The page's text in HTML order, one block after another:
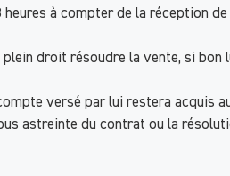
à compter de la réception de
droit résoudre la vente, si bon
versé par lui restera acquis
astreinte du contrat ou la